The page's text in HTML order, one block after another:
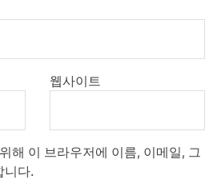
웹사이트
해 이 브라우저에 이름, 이메일, 그
니다.